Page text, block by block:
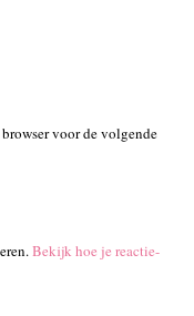
voor de volgende
Bekijk hoe je reactie-